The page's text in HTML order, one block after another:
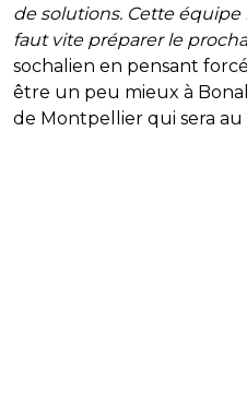
de solutions. Cette
faut vite préparer le
sochalien en pensant
être un peu mieux à
de Montpellier qui sera